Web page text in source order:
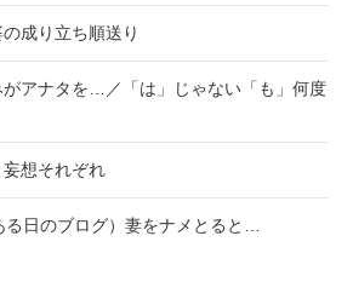
成り立ち順送り
がアナタを…／「は」じゃない「も」何度
想それぞれ
る日のブログ）妻をナメとると…